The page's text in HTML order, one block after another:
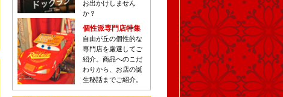
お出かけしません
か？
個性派専門店特集
自由が丘の個性的な
専門店を厳選してご
紹介。商品へのこだ
わりから、お店の誕
生秘話までご紹介。